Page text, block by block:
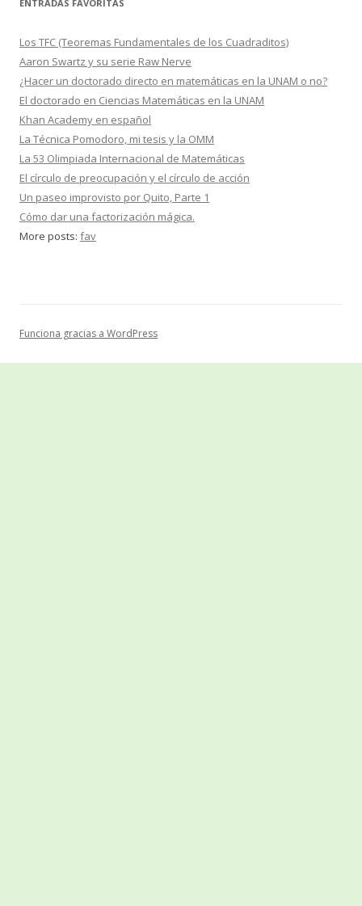
ENTRADAS FAVORITAS
Los TFC (Teoremas Fundamentales de los Cuadraditos)
Aaron Swartz y su serie Raw Nerve
¿Hacer un doctorado directo en matemáticas en la UNAM o no?
El doctorado en Ciencias Matemáticas en la UNAM
Khan Academy en español
La Técnica Pomodoro, mi tesis y la OMM
La 53 Olimpiada Internacional de Matemáticas
El círculo de preocupación y el círculo de acción
Un paseo improvisto por Quito, Parte 1
Cómo dar una factorización mágica.
More posts: fav
Funciona gracias a WordPress